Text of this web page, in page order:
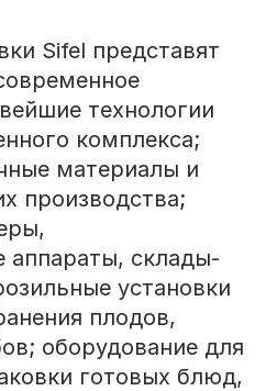
Sifel представят
технологии
комплекса;
материалы и
производства;
аппараты, склады-
установки
плодов,
оборудование для
готовых блюд,